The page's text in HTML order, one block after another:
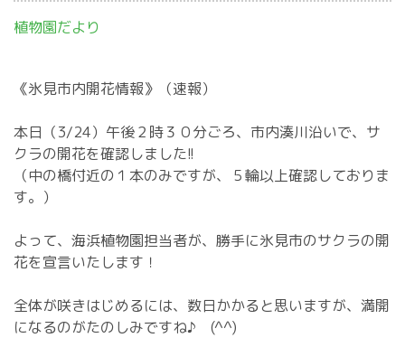
植物園だより
《氷見市内開花情報》（速報）
本日（3/24）午後２時３０分ごろ、市内湊川沿いで、サ
クラの開花を確認しました!!
（中の橋付近の１本のみですが、５輪以上確認しておりま
す。）
よって、海浜植物園担当者が、勝手に氷見市のサクラの開
花を宣言いたします！
全体が咲きはじめるには、数日かかると思いますが、満開
になるのがたのしみですね♪ (^^)